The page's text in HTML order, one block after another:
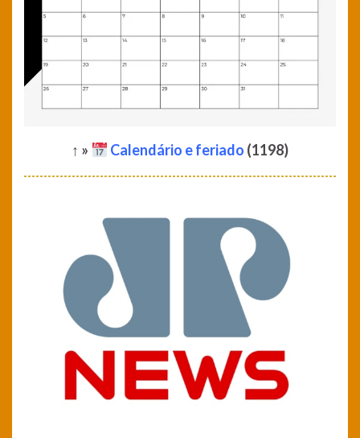
↑ » Calendário e feriado (1198)